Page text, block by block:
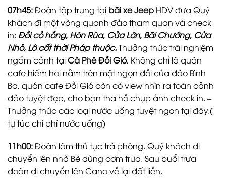
07h45:Đoàn tập trung tại bãi xe Jeep HDV đưa Quý
khách đi một vòng quanh đảo tham quan và check
in: Đồi cỏ hồng, Hòn Rùa, Cửa Lớn, Bãi Chướng, Cửa
Nhỏ, Lô cốt thời Pháp thuộc.Thưởng thức trãi nghiệm
ngắm cảnh tạiCà Phê Đồi Gió, Không chỉ là quán
cafe hiếm hoi nằm trên một ngọn đồi của đảo Bình
Ba, quán cafe Đồi Gió còn có view nhìn ra toàn cảnh
đảo tuyệt đẹp, cho bạn tha hồ chụp ảnh check in. –
Thưởng thức các loại nước uống tuyệt ngon tại đây.(
tự túc chi phí nước uống)
11h00:Đoàn làm thủ tục trả phòng. Quý khách di
chuyển lên nhà Bè dùng cơm trưa. Sau buổi trưa
đoàn di chuyển lên Cano về lại đất liền.